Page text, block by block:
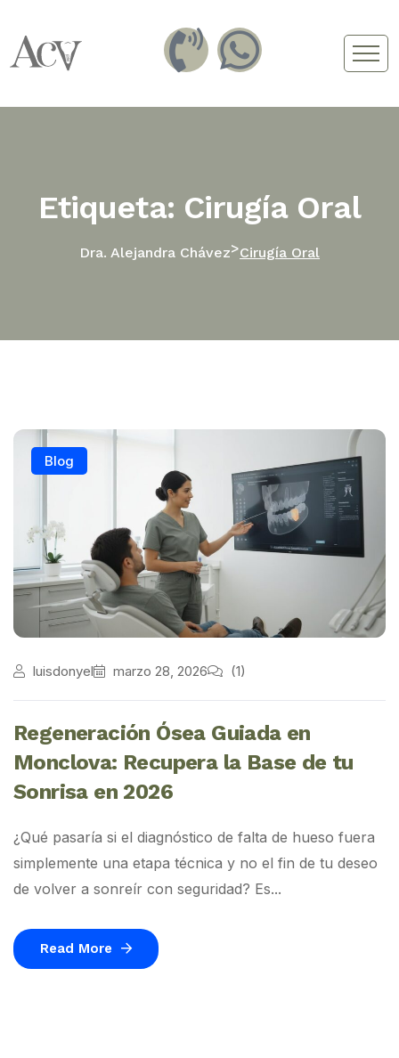
Etiqueta: Cirugía Oral
Dra. Alejandra Chávez>Cirugía Oral
Blog
luisdonyel marzo 28, 2026 (1)
Regeneración Ósea Guiada en
Monclova: Recupera la Base de tu
Sonrisa en 2026
¿Qué pasaría si el diagnóstico de falta de hueso fuera
simplemente una etapa técnica y no el fin de tu deseo
de volver a sonreír con seguridad? Es...
Read More